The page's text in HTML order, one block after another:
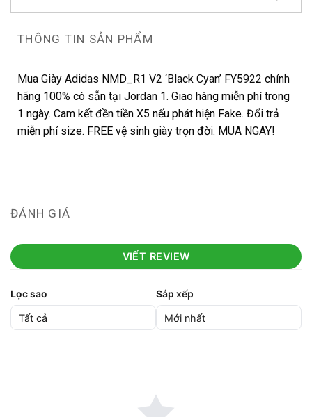
THÔNG TIN SẢN PHẨM
Mua Giày Adidas NMD_R1 V2 ‘Black Cyan’ FY5922 chính
hãng 100% có sẵn tại Jordan 1. Giao hàng miễn phí trong
1 ngày. Cam kết đền tiền X5 nếu phát hiện Fake. Đổi trả
miễn phí size. FREE vệ sinh giày trọn đời. MUA NGAY!
ĐÁNH GIÁ
VIẾT REVIEW
Lọc sao Sắp xếp